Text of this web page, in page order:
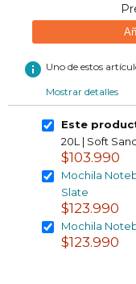
info Uno de estos
Mostrar detalles
Este
20L | Soft
$103.990
Mochila
Slate
$123.990
Mochila
$123.990